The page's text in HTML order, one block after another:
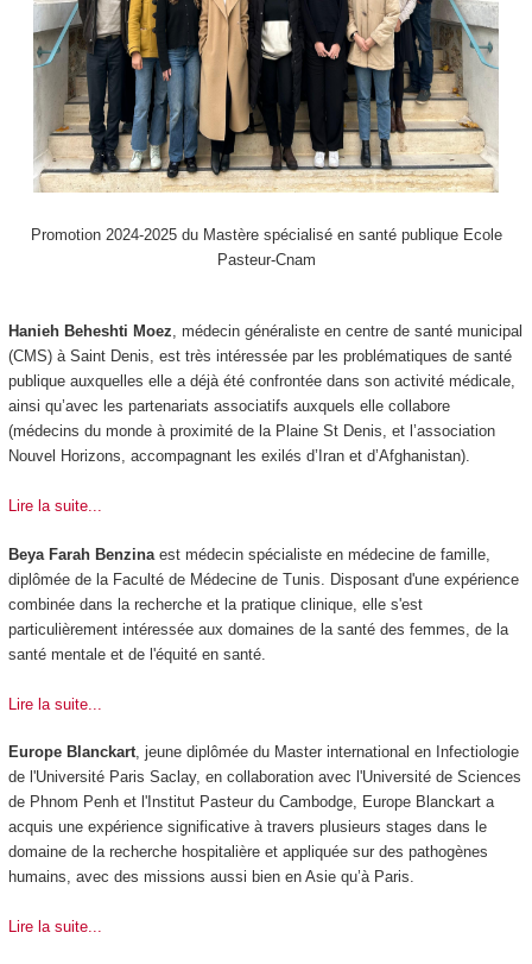
Promotion 2024-2025 du Mastère spécialisé en santé publique Ecole
Pasteur-Cnam
Hanieh Beheshti Moez, médecin généraliste en centre de santé municipal
(CMS) à Saint Denis, est très intéressée par les problématiques de santé
publique auxquelles elle a déjà été confrontée dans son activité médicale,
ainsi qu’avec les partenariats associatifs auxquels elle collabore
(médecins du monde à proximité de la Plaine St Denis, et l’association
Nouvel Horizons, accompagnant les exilés d’Iran et d’Afghanistan).
Lire la suite...
Beya Farah Benzinaest médecin spécialiste en médecine de famille,
diplômée de la Faculté de Médecine de Tunis. Disposant d'une expérience
combinée dans la recherche et la pratique clinique, elle s'est
particulièrement intéressée aux domaines de la santé des femmes, de la
santé mentale et de l'équité en santé.
Lire la suite...
Europe Blanckart, jeune diplômée du Master international en Infectiologie
de l'Université Paris Saclay, en collaboration avec l'Université de Sciences
de Phnom Penh et l'Institut Pasteur du Cambodge, Europe Blanckart a
acquis une expérience significative à travers plusieurs stages dans le
domaine de la recherche hospitalière et appliquée sur des pathogènes
humains, avec des missions aussi bien en Asie qu’à Paris.
Lire la suite...